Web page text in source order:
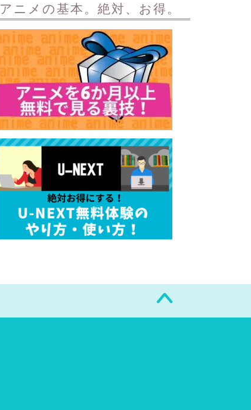
アニメの基本。絶対、お得。